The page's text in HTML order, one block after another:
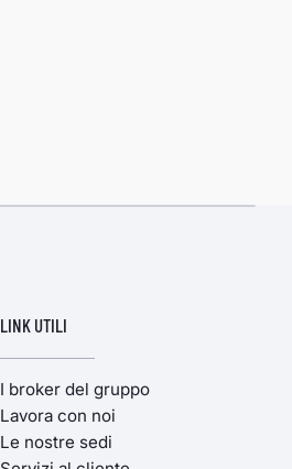
LINK UTILI
I broker del gruppo
Lavora con noi
Le nostre sedi